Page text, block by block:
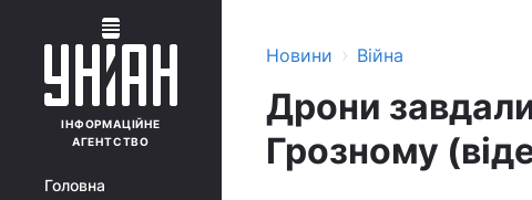
ІНФОРМАЦІЙНЕ
АГЕНТСТВО
Головна
Новини › Війна
Дрони
Грозному